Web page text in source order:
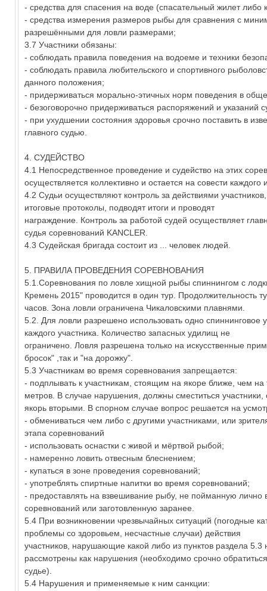
- средства для спасения на воде (спасательный жилет либо
- средства измерения размеров рыбы для сравнения с
разрешёнными для ловли размерами;
3.7 Участники обязаны:
- соблюдать правила поведения на водоеме и техники
- соблюдать правила любительского и спортивного
данного положения;
- придерживаться морально-этичных норм поведения в
- безоговорочно придерживаться распоряжений и указаний
- при ухудшении состояния здоровья срочно поставить в
главного судью.
4. СУДЕЙСТВО
4.1 Непосредственное проведение и судейство на этих
осуществляется коллективно и остается на совести каждого
4.2 Судьи осуществляют контроль за действиями
итоговые протоколы, подводят итоги и проводят
награждение. Контроль за работой судей осуществляет
судья соревнований KANCLER.
4.3 Судейская бригада состоит из ... человек людей.
5. ПРАВИЛА ПРОВЕДЕНИЯ СОРЕВНОВАНИЯ
5.1.Соревнования по ловле хищной рыбы спиннингом с
Кремень 2015" проводится в один тур. Продолжительность
часов. Зона ловли ограничена Чикаловскими плавнями.
5.2. Для ловли разрешено использовать одно спиннинговое
каждого участника. Количество запасных удилищ не
ограничено. Ловля разрешена только на искусственные
бросок" ,так и "на дорожку".
5.3 Участникам во время соревнования запрещается:
- подплывать к участникам, стоящим на якоре ближе, чем на
метров. В случае нарушения, должны сместиться участники,
якорь вторыми. В спорном случае вопрос решается на
- обмениваться чем либо с другими участниками, или
этапа соревнований
- использовать оснастки с живой и мёртвой рыбой;
- намеренно ловить отвесным блеснением;
- купаться в зоне проведения соревнований;
- употреблять спиртные напитки во время соревнований;
- предоставлять на взвешивание рыбу, не пойманную лично
соревнований или заготовленную заранее.
5.4 При возникновении чрезвычайных ситуаций (погодные
проблемы со здоровьем, несчастные случаи) действия
участников, нарушающие какой либо из пунктов раздела 5.3
рассмотрены как нарушения (необходимо срочно
судье).
5.4 Нарушения и применяемые к ним санкции: